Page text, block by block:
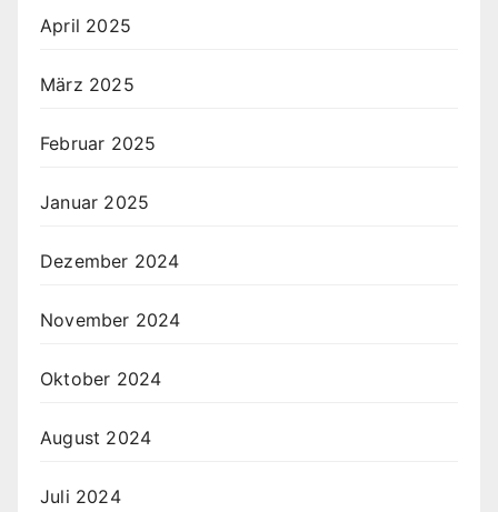
April 2025
März 2025
Februar 2025
Januar 2025
Dezember 2024
November 2024
Oktober 2024
August 2024
Juli 2024